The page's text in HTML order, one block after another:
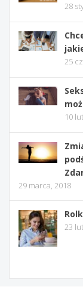
28
25
10
29 marca, 2018
23